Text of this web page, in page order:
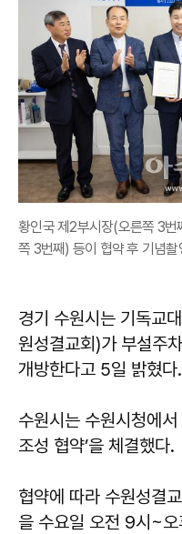
황인국 제2부시장(오른쪽 3
쪽 3번째) 등이 협약 후 기념
경기 수원시는 기독교
원성결교회)가 부설주
개방한다고 5일 밝혔다.
수원시는 수원시청에
조성 협약’을 체결했다.
협약에 따라 수원성결
을 수요일 오전 9시~오